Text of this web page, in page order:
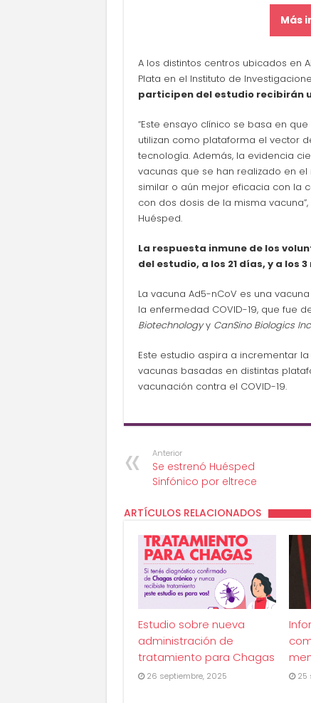
Más
A los distintos centros ubicados en
Plata en el Instituto de
participen del estudio recibirán
“Este ensayo clínico se basa en
utilizan como plataforma el vector
tecnología. Además, la evidencia
vacunas que se han realizado en
similar o aún mejor eficacia con la
con dos dosis de la misma
Huésped.
La respuesta inmune de los
del estudio, a los 21 días, y a los
La vacuna Ad5-nCoV es una
la enfermedad COVID-19, que fue
Biotechnologyy CanSino Biologics Inc
Este estudio aspira a incrementar
vacunas basadas en distintas
vacunación contra el COVID-19.
Anterior
Se estrenó Huésped
Sinfónico por eltrece
ARTÍCULOS RELACIONADOS
Estudio sobre nueva
administración de
tratamiento para Chagas
26 septiembre, 2025 25